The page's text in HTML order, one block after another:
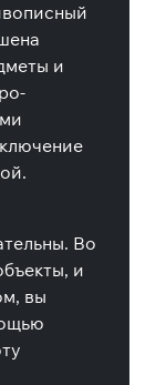
и
Во
и
вы